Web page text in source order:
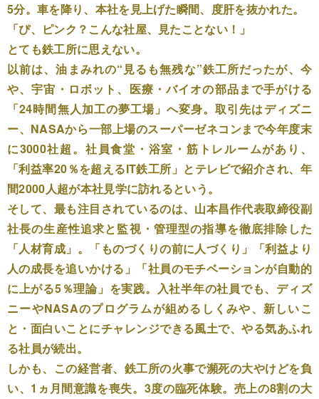
5分。車を降り、本社を見上げた瞬間、度肝を抜かれた。
「ぴ、ピンク？こんな社屋、見たことない！」
とても鉄工所に思えない。
以前は、油まみれの“見るも無残な”鉄工所だったが、今
や、宇宙・ロボット、医療・バイオの部品まで手がける
「24時間無人加工の夢工場」へ変身。取引先はディズニ
ー、NASAから一部上場のスーパーゼネコンまで今年度末
に3000社超。社員食堂・浴室・筋トレルームがあり、
「利益率20％を超えるIT鉄工所」とテレビで紹介され、年
間2000人超が本社見学に訪れるという。
そして、最も注目されているのは、山本昌作代表取締役副
社長の生産性追求と監視・管理型の指導を徹底排除した
「人材育成」。「ものづくりの前に人づくり」「利益より
人の成長を追いかける」「社員のモチベーションが自動的
に上がる5％理論」を実践。入社半年の社員でも、ディズ
ニーやNASAのプログラムが組めるしくみや、新しいこ
と・面白いことにチャレンジできる風土で、やる気あふれ
る社員が続出。
しかも、この経営者、鉄工所の火事で瀕死の大やけどを負
い、1ヵ月間意識を喪失。3度の臨死体験。売上の8割の大